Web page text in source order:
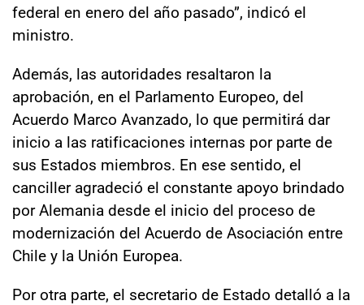
federal en enero del año pasado”, indicó el
ministro.
Además, las autoridades resaltaron la
aprobación, en el Parlamento Europeo, del
Acuerdo Marco Avanzado, lo que permitirá dar
inicio a las ratificaciones internas por parte de
sus Estados miembros. En ese sentido, el
canciller agradeció el constante apoyo brindado
por Alemania desde el inicio del proceso de
modernización del Acuerdo de Asociación entre
Chile y la Unión Europea.
Por otra parte, el secretario de Estado detalló a la